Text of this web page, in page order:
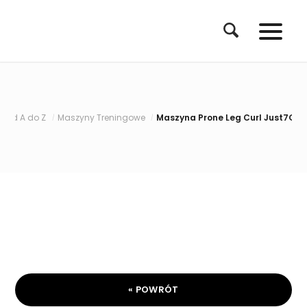
A do Z / Maszyny Treningowe / Maszyna Prone Leg Curl Just7Gym
« POWRÓT